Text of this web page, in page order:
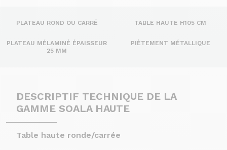
PLATEAU ROND OU CARRÉ TABLE HAUTE H105 CM
PLATEAU MÉLAMINÉ ÉPAISSEUR
25 MM
PIÈTEMENT MÉTALLIQUE
DESCRIPTIF TECHNIQUE DE LA
GAMME SOALA HAUTE
Table haute ronde/carrée